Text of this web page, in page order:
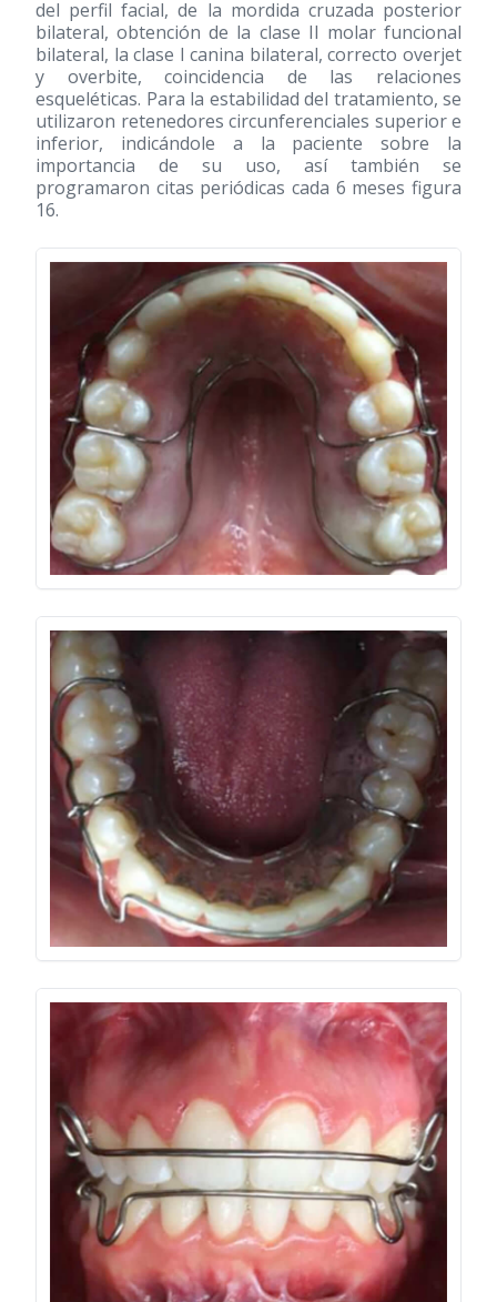
del perfil facial, de la mordida cruzada posterior
bilateral, obtención de la clase II molar funcional
bilateral, la clase I canina bilateral, correcto overjet
y overbite, coincidencia de las relaciones
esqueléticas. Para la estabilidad del tratamiento, se
utilizaron retenedores circunferenciales superior e
inferior, indicándole a la paciente sobre la
importancia de su uso, así también se
programaron citas periódicas cada 6 meses figura
16.